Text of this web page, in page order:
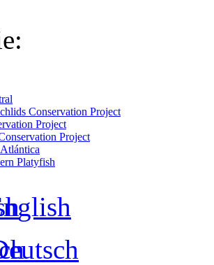
Conservation Project
Project
Project
Platyfish